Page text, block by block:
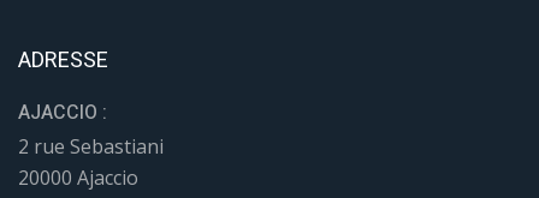
ADRESSE
AJACCIO :
2 rue Sebastiani
20000 Ajaccio